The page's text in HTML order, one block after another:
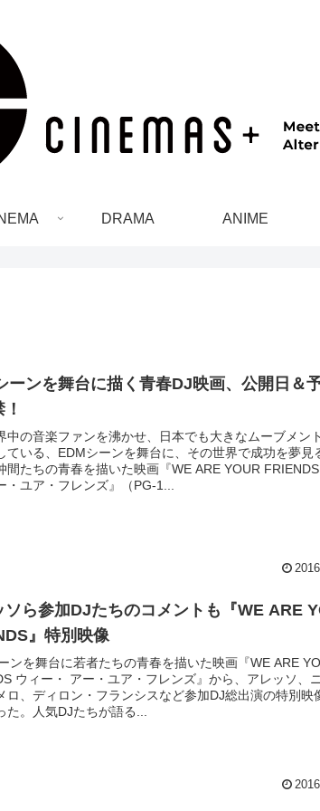
DRAMA ANIME
ーンを舞台に描く青春DJ映画、公開日＆
中の音楽ファンを沸かせ、日本でも大きなムーブメン
ている、EDMシーンを舞台に、その世界で成功を夢見
間たちの青春を描いた映画『WE ARE YOUR FRIENDS
・ユア・フレンズ』（PG-1...
ソら参加DJたちのコメントも『WE ARE
』特別映像
ンを舞台に若者たちの青春を描いた映画『WE ARE
ウィー・ アー・ユア・フレンズ』から、アレッソ、
ロ、ディロン・フランシスなど参加DJ総出演の特別映
た。人気DJたちが語る...